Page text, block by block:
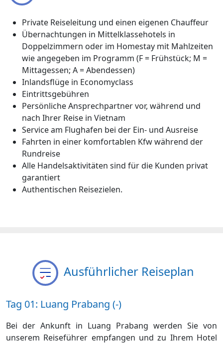
Private Reiseleitung und einen eigenen Chauffeur
Übernachtungen in Mittelklassehotels in
Doppelzimmern oder im Homestay mit Mahlzeiten
wie angegeben im Programm (F = Frühstück; M =
Mittagessen; A = Abendessen)
Inlandsflüge in Economyclass
Eintrittsgebühren
Persönliche Ansprechpartner vor, während und
nach Ihrer Reise in Vietnam
Service am Flughafen bei der Ein- und Ausreise
Fahrten in einer komfortablen Kfw während der
Rundreise
Alle Handelsaktivitäten sind für die Kunden privat
garantiert
Authentischen Reisezielen.
Ausführlicher Reiseplan
Tag 01: Luang Prabang (-)
Bei der Ankunft in Luang Prabang werden Sie von
unserem Reiseführer empfangen und zu Ihrem Hotel